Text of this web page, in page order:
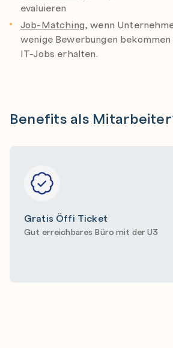
evaluieren
Job-Matching, wenn
wenige Bewerbungen
IT-Jobs erhalten.
Benefits als
Gratis Öffi Ticket
Gut erreichbares Büro mit der U3